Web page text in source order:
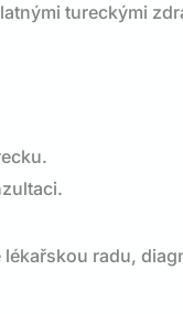
tureckými
radu,